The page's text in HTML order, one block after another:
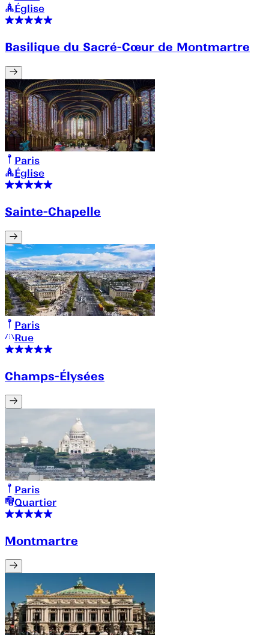
Église
Basilique du Sacré-Cœur de Montmartre
Paris
Église
Sainte-Chapelle
Paris
Rue
Champs-Élysées
Paris
Quartier
Montmartre